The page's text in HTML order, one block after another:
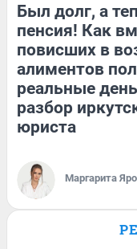
Был долг, а
пенсия! Как
повисших в
алиментов
реальные
разбор
юриста
Маргарита